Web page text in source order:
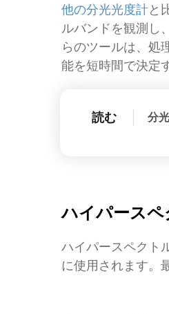
他の分光光度計と
ルバンドを観測し
らのツールは、処
能を短時間で決定
読む 分
ハイパース
ハイパースペクト
に使用されます。